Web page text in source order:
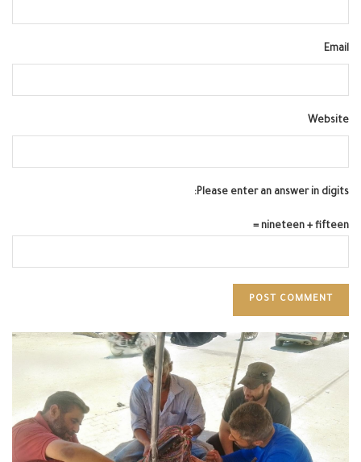
Email
Website
Please enter an answer in digits:
nineteen + fifteen =